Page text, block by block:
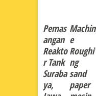
Pemas
angan
Reakto
r Tank
Suraba
ya,
Machin
e
Roughi
ng
sand
paper